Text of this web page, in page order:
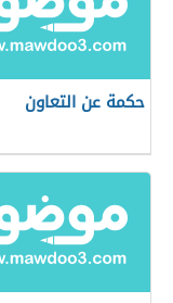
حكمة عن التعاون